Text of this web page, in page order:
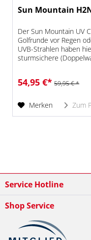
Sun Mountain
Der Sun Mountain UV
Golfrunde vor Regen
UVB-Strahlen haben
sturmsichere
54,95 €* 59,95 € *
Merken Zum
Service Hotline
Shop Service